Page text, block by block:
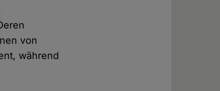
von
während